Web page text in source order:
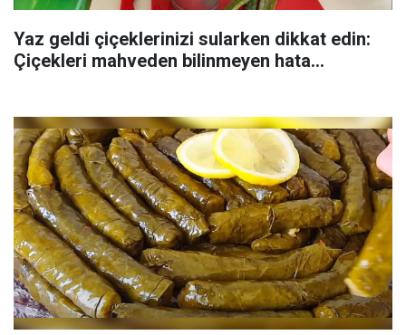
Yaz geldi çiçeklerinizi sularken dikkat edin:
Çiçekleri mahveden bilinmeyen hata...